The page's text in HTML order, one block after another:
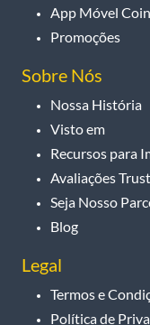
App Móvel
Promoções
Sobre Nós
Nossa História
Visto em
Recursos para
Avaliações
Seja Nosso
Blog
Legal
Termos e
Política de